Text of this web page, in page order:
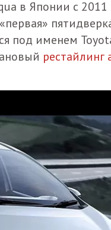
в Японии с 2011
под именем
рестайлинг